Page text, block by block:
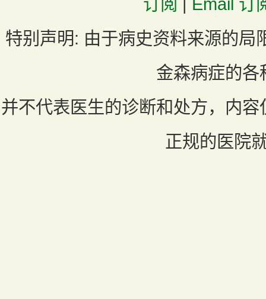
特别声明: 由于病史资料来源的局
金森病症的各
并不代表医生的诊断和处方，内
正规的医院